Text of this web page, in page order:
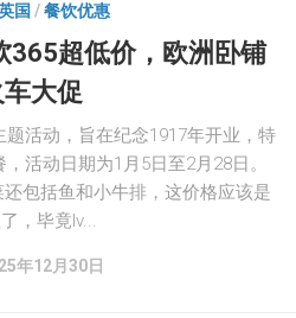
国 /餐饮优惠
365超低价，欧洲卧铺
车大促
活动，旨在纪念1917年开业，特
活动日期为1月5日至2月28日。
包括鱼和小牛排，这价格应该是
，毕竟Iv...
年12月30日